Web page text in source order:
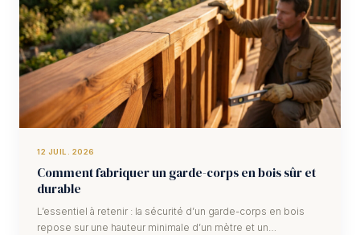
12 JUIL. 2026
Comment fabriquer un garde-corps en bois sûr et
durable
L’essentiel à retenir : la sécurité d’un garde-corps en bois
repose sur une hauteur minimale d’un mètre et un